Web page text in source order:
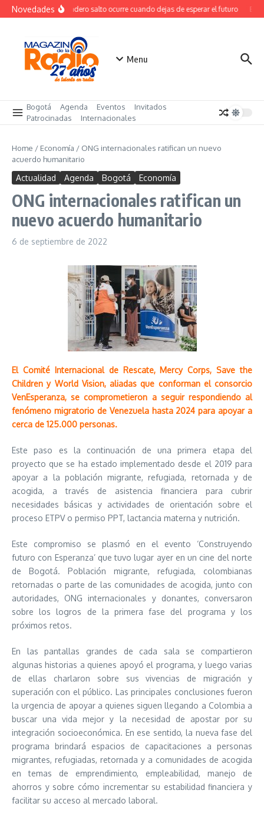
Saltar al contenido
NovedadesEl verdadero salto ocurre cuando dejas de esperar el futuro El
Menu
Bogotá Agenda Eventos
Invitados
Patrocinadas
Internacionales
Home / Economía / ONG internacionales ratifican un nuevo
acuerdo humanitario
Actualidad Agenda Bogotá Economía
ONG internacionales ratifican un
nuevo acuerdo humanitario
6 de septiembre de 2022
El Comité Internacional de Rescate, Mercy Corps, Save the
Children y World Vision, aliadas que conforman el consorcio
VenEsperanza, se comprometieron a seguir respondiendo al
fenómeno migratorio de Venezuela hasta 2024 para apoyar a
cerca de 125.000 personas.
Este paso es la continuación de una primera etapa del
proyecto que se ha estado implementado desde el 2019 para
apoyar a la población migrante, refugiada, retornada y de
acogida, a través de asistencia financiera para cubrir
necesidades básicas y actividades de orientación sobre el
proceso ETPV o permiso PPT, lactancia materna y nutrición.
Este compromiso se plasmó en el evento ‘Construyendo
futuro con Esperanza’ que tuvo lugar ayer en un cine del norte
de Bogotá. Población migrante, refugiada, colombianas
retornadas o parte de las comunidades de acogida, junto con
autoridades, ONG internacionales y donantes, conversaron
sobre los logros de la primera fase del programa y los
próximos retos.
En las pantallas grandes de cada sala se compartieron
algunas historias a quienes apoyó el programa, y luego varias
de ellas charlaron sobre sus vivencias de migración y
superación con el público. Las principales conclusiones fueron
la urgencia de apoyar a quienes siguen llegando a Colombia a
buscar una vida mejor y la necesidad de apostar por su
integración socioeconómica. En ese sentido, la nueva fase del
programa brindará espacios de capacitaciones a personas
migrantes, refugiadas, retornada y a comunidades de acogida
en temas de emprendimiento, empleabilidad, manejo de
ahorros y sobre cómo incrementar su estabilidad financiera y
facilitar su acceso al mercado laboral.